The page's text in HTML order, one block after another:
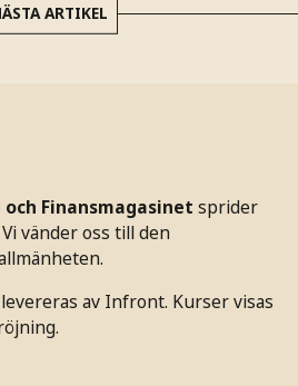
ARTIKEL
och Finansmagasinet sprider
vänder oss till den
av Infront. Kurser visas